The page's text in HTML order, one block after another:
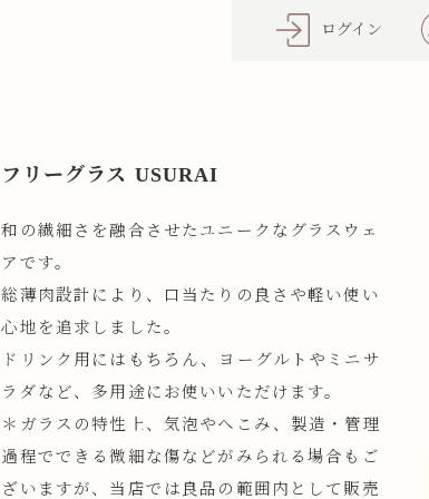
ログイン
フリーグラス USURAI
和の繊細さを融合させたユニークなグラスウェ
アです。
総薄肉設計により、口当たりの良さや軽い使い
心地を追求しました。
ドリンク用にはもちろん、ヨーグルトやミニサ
ラダなど、多用途にお使いいただけます。
＊ガラスの特性上、気泡やへこみ、製造・管理
過程でできる微細な傷などがみられる場合もご
ざいますが、当店では良品の範囲内として販売